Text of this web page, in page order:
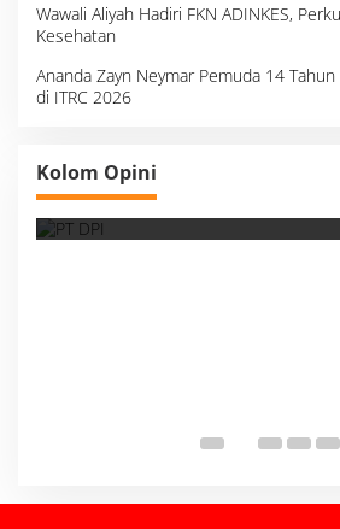
Wawali Aliyah Hadiri FKN ADINKES,
Kesehatan
Ananda Zayn Neymar Pemuda 14 Tahun
di ITRC 2026
Kolom Opini
Membaca Realitas